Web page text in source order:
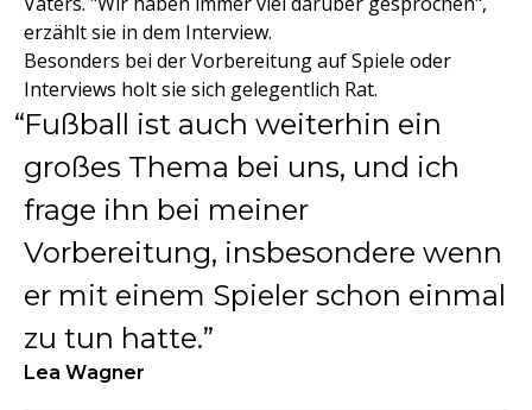
erzählt sie in dem Interview.
Besonders bei der Vorbereitung auf Spiele oder
Interviews holt sie sich gelegentlich Rat.
Fußball ist auch weiterhin ein
großes Thema bei uns, und ich
frage ihn bei meiner
Vorbereitung, insbesondere wenn
er mit einem Spieler schon einmal
zu tun hatte.
Lea Wagner